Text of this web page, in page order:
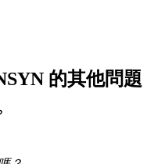
的其他問題